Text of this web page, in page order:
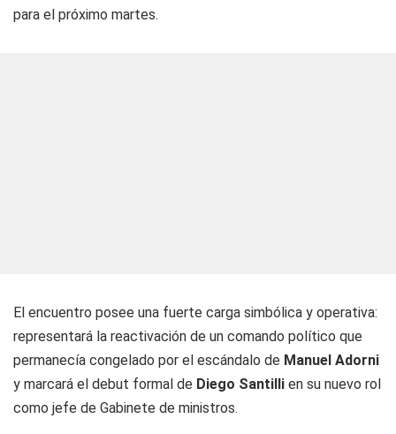
para el próximo martes.
El encuentro posee una fuerte carga simbólica y operativa:
representará la reactivación de un comando político que
permanecía congelado por el escándalo de Manuel Adorni
y marcará el debut formal de Diego Santilli en su nuevo rol
como jefe de Gabinete de ministros.